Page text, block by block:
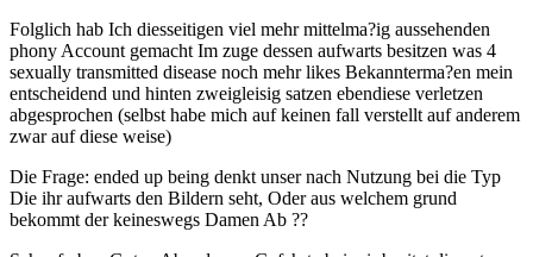
Folglich hab Ich diesseitigen viel mehr mittelma?ig aussehenden
phony Account gemacht Im zuge dessen aufwarts besitzen was 4
sexually transmitted disease noch mehr likes Bekannterma?en mein
entscheidend und hinten zweigleisig satzen ebendiese verletzen
abgesprochen (selbst habe mich auf keinen fall verstellt auf anderem
zwar auf diese weise)
Die Frage: ended up being denkt unser nach Nutzung bei die Typ
Die ihr aufwarts den Bildern seht, Oder aus welchem grund
bekommt der keineswegs Damen Ab ??